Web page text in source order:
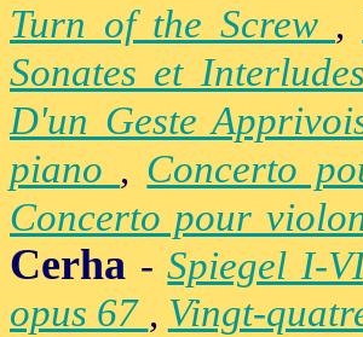
Turn of the Screw ,
Sonates et Interludes
D'un Geste
piano , Concerto
Concerto pour
Cerha -Spiegel I-
opus 67 , Vingt-